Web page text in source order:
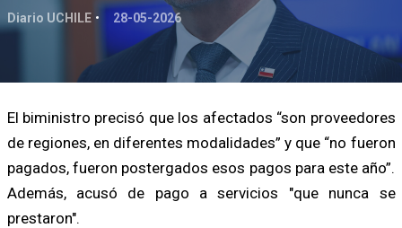
Diario UCHILE 28-05-2026
El biministro precisó que los afectados “son proveedores
de regiones, en diferentes modalidades” y que “no fueron
pagados, fueron postergados esos pagos para este año”.
Además, acusó de pago a servicios "que nunca se
prestaron".